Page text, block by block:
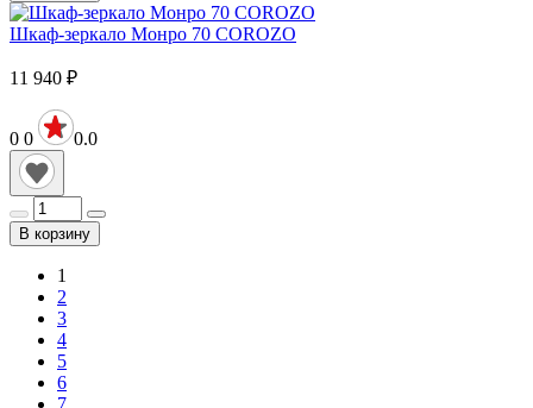
Шкаф-зеркало Монро 70 COROZO
11 940 ₽
0 0 0.0
В корзину
1
2
3
4
5
6
7